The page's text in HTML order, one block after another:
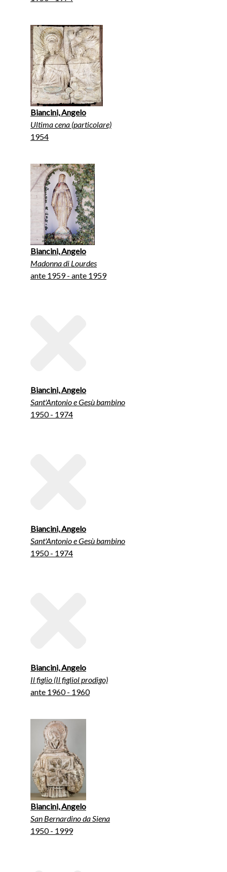
Biancini, Angelo
Ultima cena (particolare)
1954
Biancini, Angelo
Madonna di Lourdes
ante 1959 - ante 1959
Biancini, Angelo
Sant'Antonio e Gesù bambino
1950 - 1974
Biancini, Angelo
Sant'Antonio e Gesù bambino
1950 - 1974
Biancini, Angelo
Il figlio (Il figliol prodigo)
ante 1960 - 1960
Biancini, Angelo
San Bernardino da Siena
1950 - 1999